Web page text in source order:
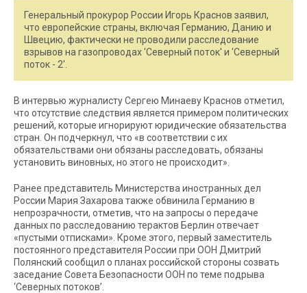
Генеральный прокурор России Игорь Краснов заявил,
что европейские страны, включая Германию, Данию и
Швецию, фактически не проводили расследование
взрывов на газопроводах 'Северный поток' и 'Северный
поток - 2'.
В интервью журналисту Сергею Минаеву Краснов отметил,
что отсутствие следствия является примером политических
решений, которые игнорируют юридические обязательства
стран. Он подчеркнул, что «в соответствии с их
обязательствами они обязаны расследовать, обязаны
установить виновных, но этого не происходит».
Ранее представитель Министерства иностранных дел
России Мария Захарова также обвинила Германию в
непрозрачности, отметив, что на запросы о передаче
данных по расследованию терактов Берлин отвечает
«пустыми отписками». Кроме этого, первый заместитель
постоянного представителя России при ООН Дмитрий
Полянский сообщил о планах российской стороны созвать
заседание Совета Безопасности ООН по теме подрыва
‘Северных потоков’.